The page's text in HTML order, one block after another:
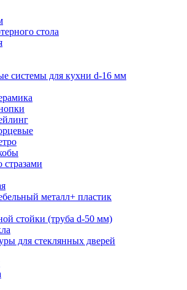
стола
системы для кухни d-16 мм
стразами
металл+ пластик
стойки (труба d-50 мм)
для стеклянных дверей